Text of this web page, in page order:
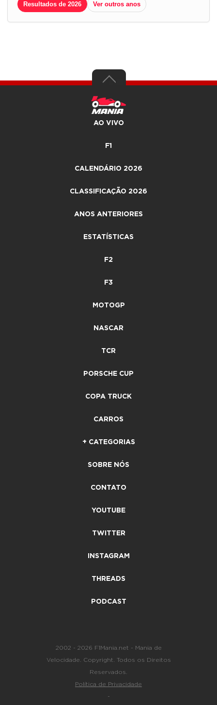
Resultados de 2026 Ver outros anos
AO VIVO
F1
CALENDÁRIO 2026
CLASSIFICAÇÃO 2026
ANOS ANTERIORES
ESTATÍSTICAS
F2
F3
MOTOGP
NASCAR
TCR
PORSCHE CUP
COPA TRUCK
CARROS
+ CATEGORIAS
SOBRE NÓS
CONTATO
YOUTUBE
TWITTER
INSTAGRAM
THREADS
PODCAST
2002 - 2026 F1Mania.net - Mania de
Velocidade. Copyright. Todos os Direitos
Reservados.
Política de Privacidade
-